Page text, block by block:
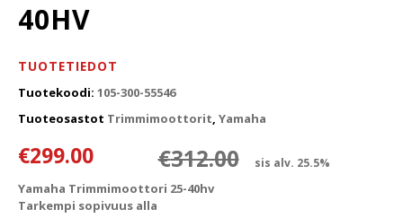
40HV
TUOTETIEDOT
Tuotekoodi: 105-300-55546
Tuoteosastot Trimmimoottorit, Yamaha
€312.00
€299.00 Nykyinen
sis alv. 25.5%
Yamaha Trimmimoottori 25-40hv
Tarkempi sopivuus alla